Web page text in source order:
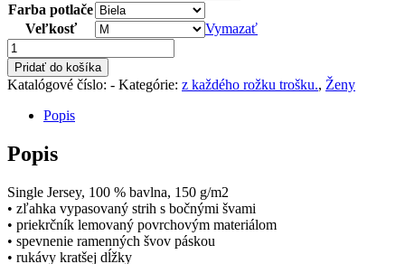
Farba potlače
Veľkosť
Vymazať
množstvo
Gitaristka
Pridať do košíka
Katalógové číslo: - Kategórie: z každého rožku trošku., Ženy
Popis
Popis
Single Jersey, 100 % bavlna, 150 g/m2
• zľahka vypasovaný strih s bočnými švami
• priekrčník lemovaný povrchovým materiálom
• spevnenie ramenných švov páskou
• rukávy kratšej dĺžky